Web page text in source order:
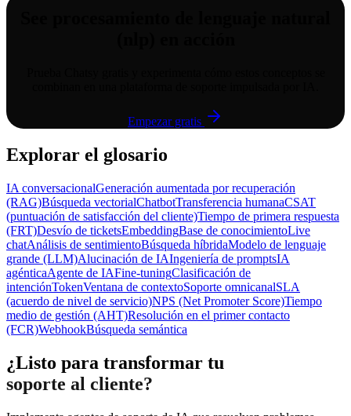
Empezar gratis
Explorar el glosario
IA conversacionalGeneración aumentada por recuperación
(RAG)Búsqueda vectorialChatbotTransferencia humanaCSAT
(puntuación de satisfacción del cliente)Tiempo de primera respuesta
(FRT)Desvío de ticketsEmbeddingBase de conocimientoLive
chatAnálisis de sentimientoBúsqueda híbridaModelo de lenguaje
grande (LLM)Alucinación de IAIngeniería de promptsIA
agénticaAgente de IAFine-tuningClasificación de
intenciónTokenVentana de contextoSoporte omnicanalSLA
(acuerdo de nivel de servicio)NPS (Net Promoter Score)Tiempo
medio de gestión (AHT)Resolución en el primer contacto
(FCR)WebhookBúsqueda semántica
¿Listo para transformar tu
soporte al cliente?